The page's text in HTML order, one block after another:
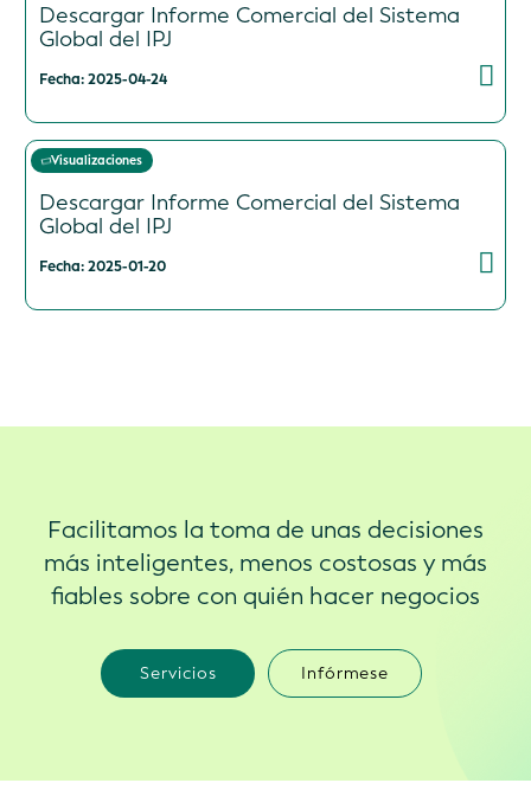
Descargar Informe Comercial del Sistema
Global del IPJ
Fecha: 2025-04-24
Visualizaciones
Descargar Informe Comercial del Sistema
Global del IPJ
Fecha: 2025-01-20
Facilitamos la toma de unas decisiones
más inteligentes, menos costosas y más
fiables sobre con quién hacer negocios
Servicios Infórmese